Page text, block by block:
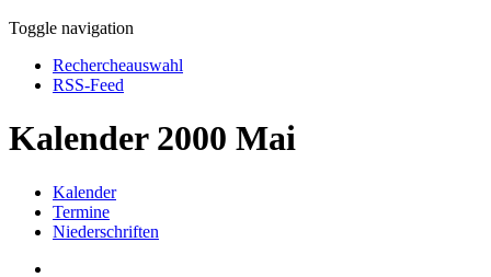
Toggle navigation
Rechercheauswahl
RSS-Feed
Kalender 2000 Mai
Kalender
Termine
Niederschriften